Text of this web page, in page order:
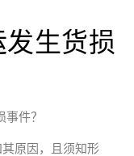
生货损
件？
原因，且须知形